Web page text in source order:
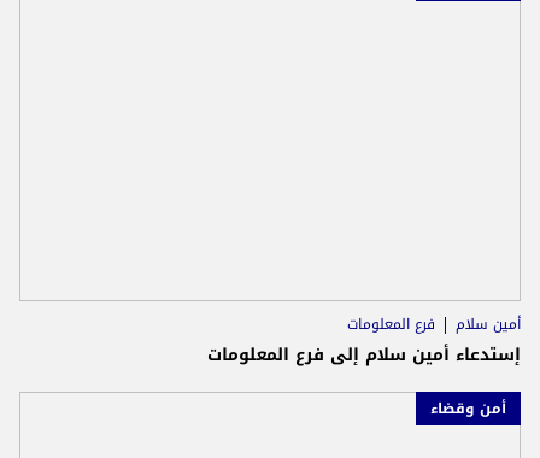
أمين سلام فرع المعلومات
إستدعاء أمين سلام إلى فرع المعلومات
أمن وقضاء